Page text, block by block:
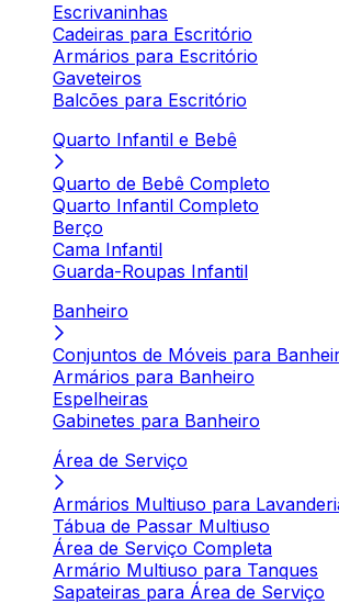
Escrivaninhas
Cadeiras para Escritório
Armários para Escritório
Gaveteiros
Balcões para Escritório
Quarto Infantil e Bebê
Quarto de Bebê Completo
Quarto Infantil Completo
Berço
Cama Infantil
Guarda-Roupas Infantil
Banheiro
Conjuntos de Móveis para
Armários para Banheiro
Espelheiras
Gabinetes para Banheiro
Área de Serviço
Armários Multiuso para
Tábua de Passar Multiuso
Área de Serviço Completa
Armário Multiuso para Tanques
Sapateiras para Área de Serviço